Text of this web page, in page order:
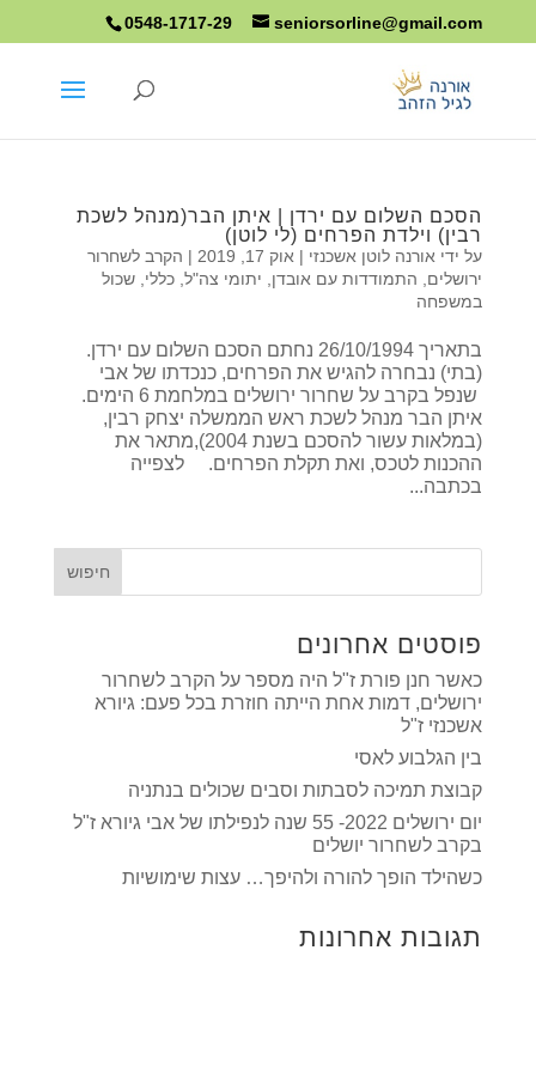
0548-1717-29 seniorsorline@gmail.com
הסכם השלום עם ירדן | איתן הבר(מנהל לשכת
רבין) וילדת הפרחים (לי לוטן)
על ידי אורנה לוטן אשכנזי | אוק 17, 2019 | הקרב לשחרור
ירושלים
התמודדות עם אובדן יתומי צה"ל, כללי שכול
במשפחה
בתאריך 26/10/1994 נחתם הסכם השלום עם ירדן.
(בתי) נבחרה להגיש את הפרחים, כנכדתו של אבי
שנפל בקרב על שחרור ירושלים במלחמת 6 הימים.
איתן הבר מנהל לשכת ראש הממשלה יצחק רבין,
(במלאות עשור להסכם בשנת 2004),מתאר את
ההכנות לטכס, ואת תקלת הפרחים. לצפייה
בכתבה...
פוסטים אחרונים
כאשר חנן פורת ז"ל היה מספר על הקרב לשחרור
ירושלים, דמות אחת הייתה חוזרת בכל פעם: גיורא
אשכנזי ז"ל
בין הגלבוע לאסי
קבוצת תמיכה לסבתות וסבים שכולים בנתניה
יום ירושלים 2022- 55 שנה לנפילתו של אבי גיורא ז"ל
בקרב לשחרור יושלים
כשהילד הופך להורה ולהיפך… עצות שימושיות
תגובות אחרונות